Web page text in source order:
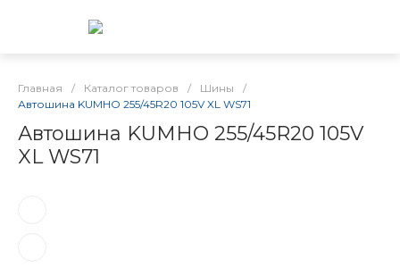
Главная / Каталог товаров / Шины
/
Автошина KUMHO 255/45R20 105V XL WS71
Автошина KUMHO 255/45R20 105V
XL WS71